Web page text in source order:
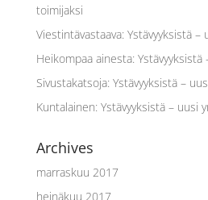
toimijaksi
Viestintävastaava: Ystävyyksistä –
Heikompaa ainesta: Ystävyyksistä
Sivustakatsoja: Ystävyyksistä –
Kuntalainen: Ystävyyksistä – uusi
Archives
marraskuu 2017
heinäkuu 2017